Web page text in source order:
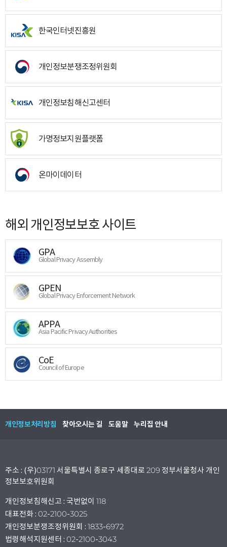
한국인터넷진흥원
개인정보분쟁조정위원회
개인정보침해신고센터
가명정보지원플랫폼
온마이데이터
해외 개인정보보호 사이트
GPA
Global Privacy Assembly
GPEN
Global Privacy Enforcement Network
APPA
Asia Pacific Privacy Authorities
CoE
Council of Europe
개인정보처리방침 찾아오시는 길 도움말 누리집 안내
주소 : (우)03171 서울특별시 종로구 세종대로 209 정부서울청사 개인
정보보호위원회
개인정보침해신고 : 국번없이 118
대표전화 : 02-2100-3025
개인정보분쟁조정위원회 : 1833-6972
법령해석지원센터 : 02-2100-3043